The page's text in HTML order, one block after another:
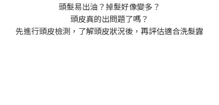
頭髮易出油？掉髮好像變多？
頭皮真的出問題了嗎？
先進行頭皮檢測，了解頭皮狀況後，再評估適合洗髮露